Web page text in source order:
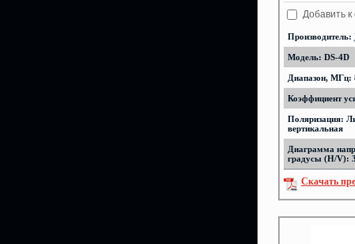
Добавить
Производитель:
Модель: DS-4D
Диапазон, МГц:
Коэффициент
Поляризация:
вертикальная
Диаграмма
градусы (H/V):
Скачать